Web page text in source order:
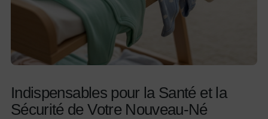
Indispensables pour la Santé et la
Sécurité de Votre Nouveau-Né